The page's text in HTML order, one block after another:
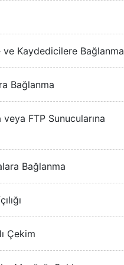
ve Kaydedicilere Bağlanma
Bağlanma
FTP Sunucularına
Bağlanma
Çekim